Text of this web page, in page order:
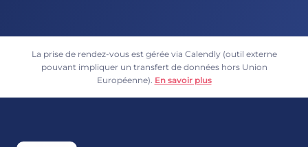
La prise de rendez-vous est gérée via Calendly (outil externe
pouvant impliquer un transfert de données hors Union
Européenne). En savoir plus